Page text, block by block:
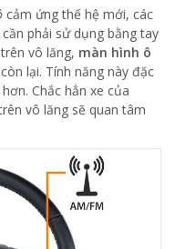
cảm ứng thế hệ mới, các
phải sử dụng bằng tay
vô lăng, màn hình ô
lại. Tính năng này đặc
Chắc hẳn xe của
vô lăng sẽ quan tâm